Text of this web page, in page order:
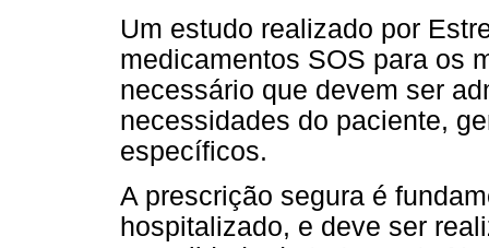
Um estudo realizado por
medicamentos SOS para os
necessário que devem ser
necessidades do paciente,
específicos.
A prescrição segura é
hospitalizado, e deve ser